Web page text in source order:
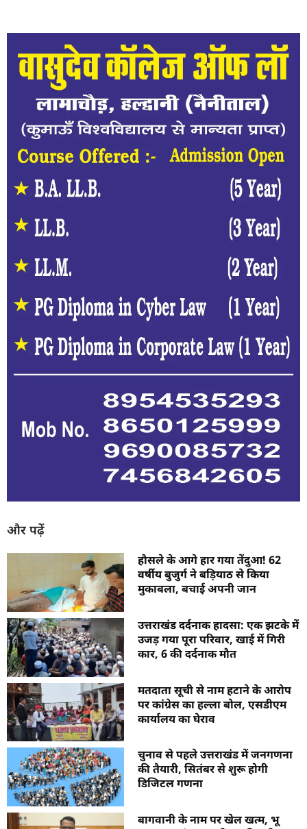
और पढ़ें
हौसले के आगे हार गया तेंदुआ! 62
वर्षीय बुजुर्ग ने बड़ियाठ से किया
मुकाबला, बचाई अपनी जान
उत्तराखंड दर्दनाक हादसा: एक झटके में
उजड़ गया पूरा परिवार, खाई में गिरी
कार, 6 की दर्दनाक मौत
मतदाता सूची से नाम हटाने के आरोप
पर कांग्रेस का हल्ला बोल, एसडीएम
कार्यालय का घेराव
चुनाव से पहले उत्तराखंड में जनगणना
की तैयारी, सितंबर से शुरू होगी
डिजिटल गणना
बागवानी के नाम पर खेल खत्म, भू